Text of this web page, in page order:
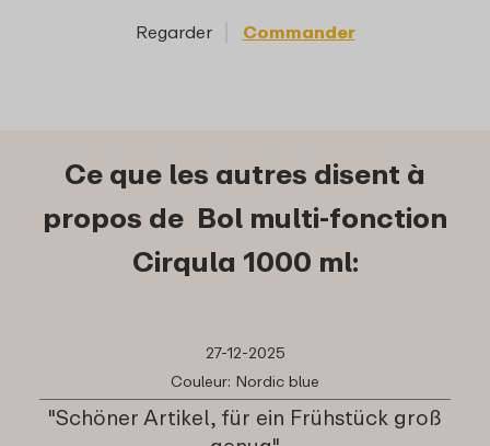
Regarder Commander
Ce que les autres disent à
propos de Bol multi-fonction
Cirqula 1000 ml:
27-12-2025
Couleur: Nordic blue
"Schöner Artikel, für ein Frühstück groß